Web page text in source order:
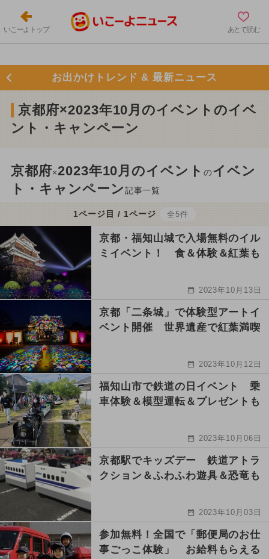
いこーよトップ あとで読む
お出かけトレンド & 最新ニュース
京都府×2023年10月のイベントのイベ
ント・キャンペーン
京都府×2023年10月のイベントのイベン
ト・キャンペーン記事一覧
1ページ目 / 1ページ 全5件
京都・福知山城で入場無料のイル
ミイベント！ 食＆体験＆紅葉も
2023年10月13日
京都「二条城」で体験型アートイ
ベント開催 世界遺産で紅葉満喫
2023年10月12日
福知山市で鉄道の日イベント 乗
車体験＆模型運転＆プレゼントも
2023年10月06日
京都駅でキッズデー 鉄道アトラ
クション＆ふわふわ遊具＆恐竜も
2023年10月03日
参加無料！全国で「郵便局のお仕
事ごっこ体験」 お給料もらえる